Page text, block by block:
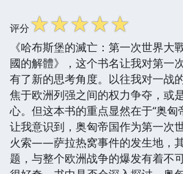
评分☆☆☆☆☆
《哈布斯堡的滅亡：第一次世界大
國的解體》，这个书名让我对第一
有了新的思考角度。以往我对一战
焦于欧洲列强之间的权力争夺，或
心。但这本书的重点显然在于“奥匈
让我意识到，奥匈帝国作为第一次
火索——萨拉热窝事件的发生地，
题，与整个欧洲战争的爆发有着不